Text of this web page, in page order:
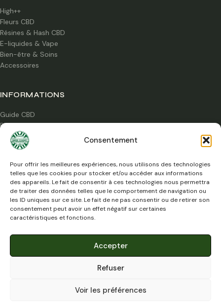
Consentement
Pour offrir les meilleures expériences, nous utilisons des technologies
telles que les cookies pour stocker et/ou accéder aux informations
des appareils. Le fait de consentir à ces technologies nous permettra
de traiter des données telles que le comportement de navigation ou
les ID uniques sur ce site. Le fait de ne pas consentir ou de retirer son
consentement peut avoir un effet négatif sur certaines
caractéristiques et fonctions.
Accepter
Refuser
Voir les préférences
High++
Fleurs CBD
Résines & Hash CBD
E-liquides & Vape
Bien-être & Soins
Accessoires
INFORMATIONS
Guide CBD
Blog
Certifications labo
Boutique à Caen
SERVICE CLIENT
Mon compte
Livraison
CGV
Mentions légales·Confidentialité